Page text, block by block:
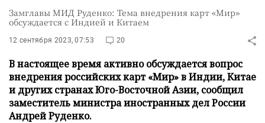
Замглавы МИД Руденко: Тема внедрения карт «Мир»
обсуждается с Индией и Китаем
12 сентября 2023, 07:53 20
В настоящее время активно обсуждается вопрос
внедрения российских карт «Мир» в Индии, Китае
и других странах Юго-Восточной Азии, сообщил
заместитель министра иностранных дел России
Андрей Руденко.